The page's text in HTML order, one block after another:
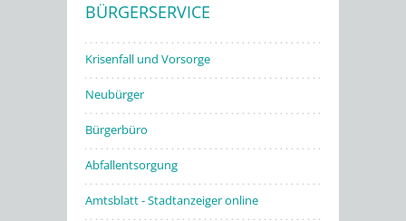
BÜRGERSERVICE
Krisenfall und Vorsorge
Neubürger
Bürgerbüro
Abfallentsorgung
Amtsblatt - Stadtanzeiger online